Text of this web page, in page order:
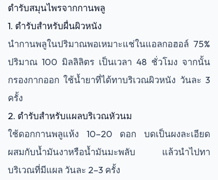
ตำรับสมุนไพรจากกานพลู
1. ตำรับสำหรับผื่นผิวหนัง
นำกานพลูในปริมาณพอเหมาะแช่ในแอลกอฮอล์ 75%
ปริมาณ 100 มิลลิลิตร เป็นเวลา 48 ชั่วโมง จากนั้น
กรองกากออก ใช้น้ำยาที่ได้ทาบริเวณผิวหนัง วันละ 3
ครั้ง
2. ตำรับสำหรับแผลบริเวณหัวนม
ใช้ดอกกานพลูแห้ง 10–20 ดอก บดเป็นผงละเอียด
ผสมกับน้ำมันงาหรือน้ำมันมะพลับ แล้วนำไปทา
บริเวณที่มีแผล วันละ 2–3 ครั้ง